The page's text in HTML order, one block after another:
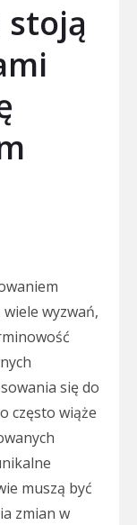
stoją
wyzwań,
się do
często wiąże
muszą być
zmian w